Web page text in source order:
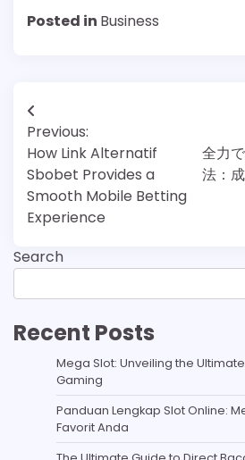
Posted in Business
Post
navigation
Previous:
How Link Alternatif
Sbobet Provides a
Smooth Mobile Betting
Experience
全力
法：
Search
Recent Posts
Mega Slot: Unveiling the
Gaming
Panduan Lengkap Slot Online:
Favorit Anda